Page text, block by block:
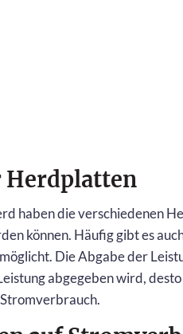
Herdplatten
haben die verschiedenen
können. Häufig gibt es
Die Abgabe der
abgegeben wird,